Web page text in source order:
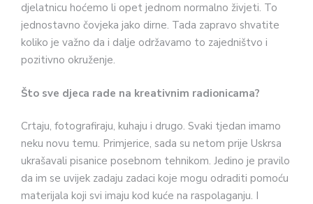
djelatnicu hoćemo li opet jednom normalno živjeti. To
jednostavno čovjeka jako dirne. Tada zapravo shvatite
koliko je važno da i dalje održavamo to zajedništvo i
pozitivno okruženje.
Što sve djeca rade na kreativnim radionicama?
Crtaju, fotografiraju, kuhaju i drugo. Svaki tjedan imamo
neku novu temu. Primjerice, sada su netom prije Uskrsa
ukrašavali pisanice posebnom tehnikom. Jedino je pravilo
da im se uvijek zadaju zadaci koje mogu odraditi pomoću
materijala koji svi imaju kod kuće na raspolaganju. I